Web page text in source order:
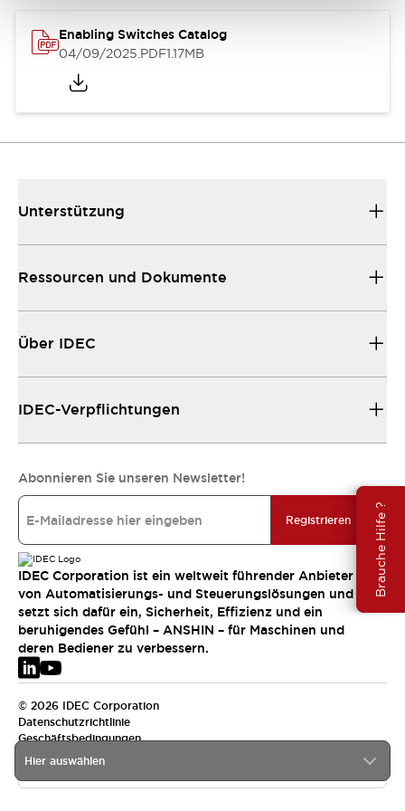
Brauche Hilfe ?
Enabling Switches Catalog
04/09/2025.PDF1.17MB
Hier auswählen
Unterstützung
Ressourcen und Dokumente
Über IDEC
IDEC-Verpflichtungen
Abonnieren Sie unseren Newsletter!
Registrieren
IDEC Corporation ist ein weltweit führender Anbieter
von Automatisierungs- und Steuerungslösungen und
setzt sich dafür ein, Sicherheit, Effizienz und ein
beruhigendes Gefühl – ANSHIN – für Maschinen und
deren Bediener zu verbessern.
© 2026 IDEC Corporation
Datenschutzrichtlinie
Geschäftsbedingungen
EMEA